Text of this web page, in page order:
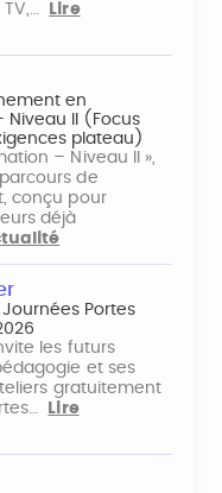
Lire
en
II (Focus
plateau)
– Niveau II »,
de
conçu pour
déjà
Portes
les futurs
et ses
gratuitement
Lire